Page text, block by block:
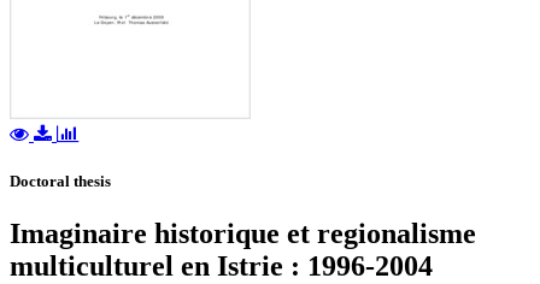
Doctoral thesis
Imaginaire historique et regionalisme
multiculturel en Istrie : 1996-2004